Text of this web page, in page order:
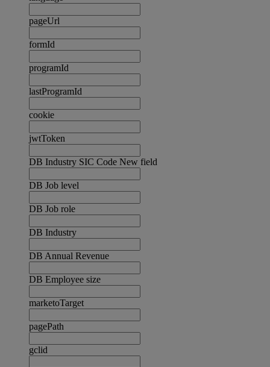
pageUrl
formId
programId
lastProgramId
cookie
jwtToken
DB Industry SIC Code New field
DB Job level
DB Job role
DB Industry
DB Annual Revenue
DB Employee size
marketoTarget
pagePath
gclid